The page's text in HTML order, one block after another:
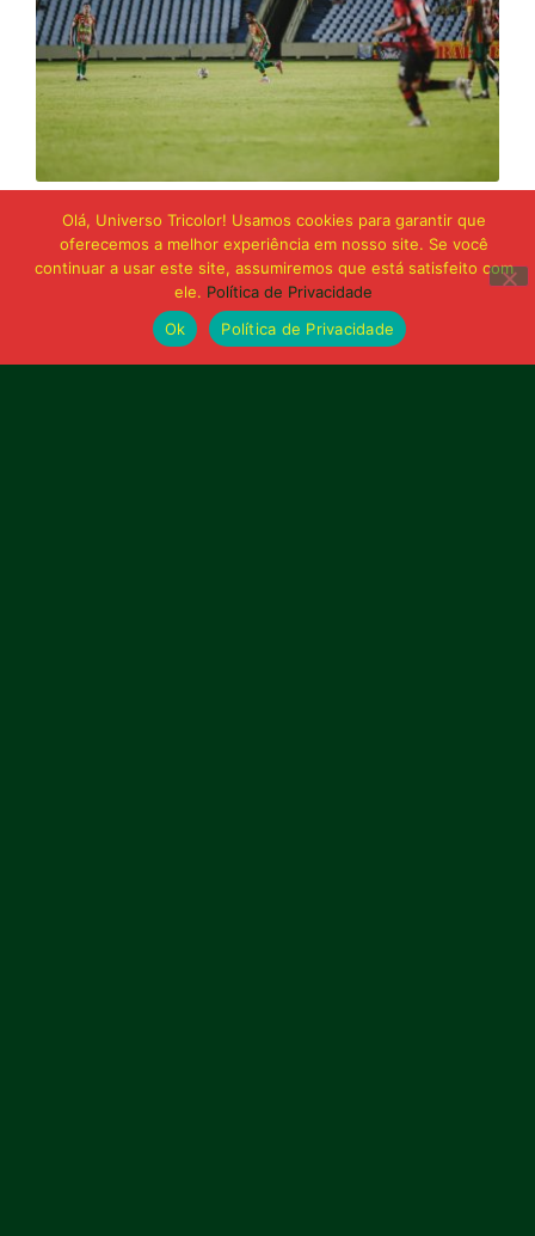
Sampaio é superado pelo Trem no Castelão
e buscará reação em Macapá
Olá, Universo Tricolor! Usamos cookies para garantir que
oferecemos a melhor experiência em nosso site. Se você
continuar a usar este site, assumiremos que está satisfeito com
ele. Política de Privacidade
Ok
Política de Privacidade